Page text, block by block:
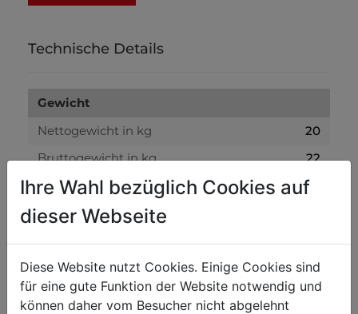
Technische Details
Gewicht
Nettogewicht in kg
20
Bruttogewicht in kg
22
Versandmaße
Verpackungsbreite in mm
110
Verpackungslänge in mm
1.100
Ihre Wahl bezüglich Cookies auf
dieser Webseite
Diese Website nutzt Cookies. Einige Cookies sind
für eine gute Funktion der Website notwendig und
können daher vom Besucher nicht abgelehnt